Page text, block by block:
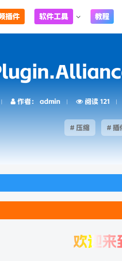
作者： admin 阅读 121
# 压缩 # 插
插件 软件工具 教程
欢迎来到康灵博